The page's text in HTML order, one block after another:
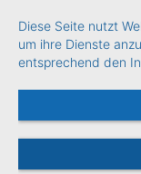
Diese Seite nutzt
um ihre Dienste
entsprechend den